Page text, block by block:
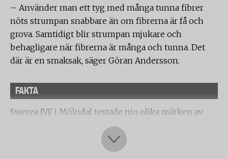
– Använder man ett tyg med många tunna fibrer
nöts strumpan snabbare än om fibrerna är få och
grova. Samtidigt blir strumpan mjukare och
behagligare när fibrerna är många och tunna. Det
där är en smaksak, säger Göran Andersson.
FAKTA
Swerea IVF i Mölndal testade nio olika märken av
nylonstrumpbyxor när det gäller hållbarhet och
kvalitet. Strumporna testades i tre moment:
Slitagestyrka, elasticitet/hållbarhet samt härdighet